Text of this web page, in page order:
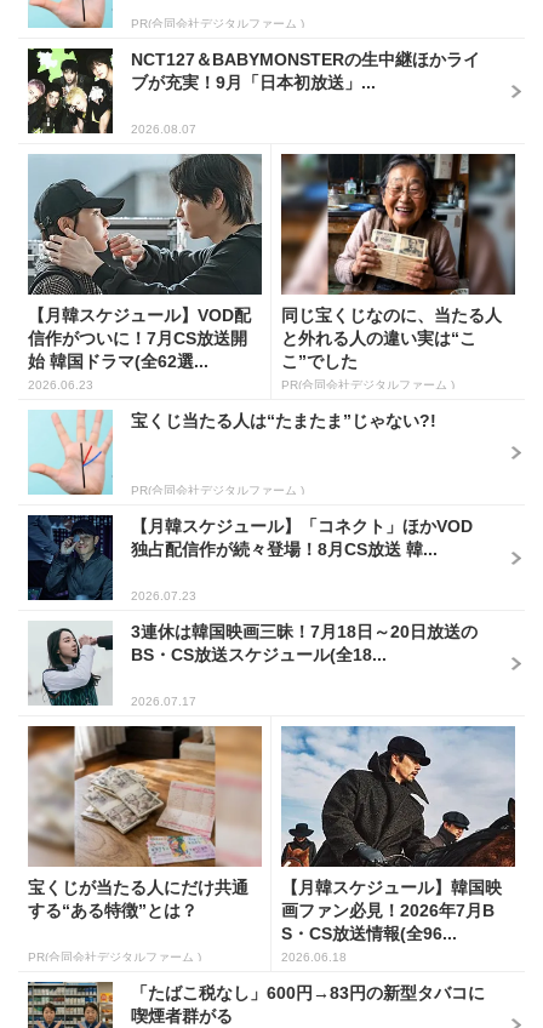
PR(合同会社デジタルファーム )
NCT127＆BABYMONSTERの生中継ほかライ
ブが充実！9月「日本初放送」...
2026.08.07
【月韓スケジュール】VOD配
信作がついに！7月CS放送開
始 韓国ドラマ(全62選...
2026.06.23
同じ宝くじなのに、当たる人
と外れる人の違い実は“こ
こ”でした
PR(合同会社デジタルファーム )
宝くじ当たる人は“たまたま”じゃない?!
PR(合同会社デジタルファーム )
【月韓スケジュール】「コネクト」ほかVOD
独占配信作が続々登場！8月CS放送 韓...
2026.07.23
3連休は韓国映画三昧！7月18日～20日放送の
BS・CS放送スケジュール(全18...
2026.07.17
宝くじが当たる人にだけ共通
する“ある特徴”とは？
PR(合同会社デジタルファーム )
【月韓スケジュール】韓国映
画ファン必見！2026年7月B
S・CS放送情報(全96...
2026.06.18
「たばこ税なし」600円→83円の新型タバコに
喫煙者群がる